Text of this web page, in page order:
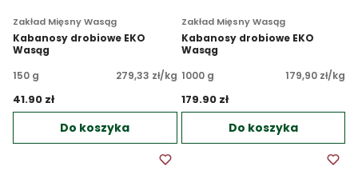
Zakład Mięsny Wasąg
Kabanosy drobiowe EKO
Wasąg
150 g
279,33 zł/kg
41.90 zł
Do koszyka
Zakład Mięsny Wasąg
Kabanosy drobiowe EKO
Wasąg
1000 g
179,90 zł/kg
179.90 zł
Do koszyka